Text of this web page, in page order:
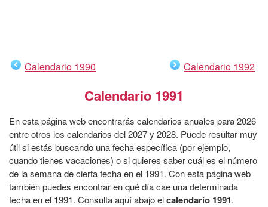
Calendario 1990 Calendario 1992
Calendario 1991
En esta página web encontrarás calendarios anuales para 2026
entre otros los calendarios del 2027 y 2028. Puede resultar muy
útil si estás buscando una fecha específica (por ejemplo,
cuando tienes vacaciones) o si quieres saber cuál es el número
de la semana de cierta fecha en el 1991. Con esta página web
también puedes encontrar en qué día cae una determinada
fecha en el 1991. Consulta aquí abajo elcalendario 1991.